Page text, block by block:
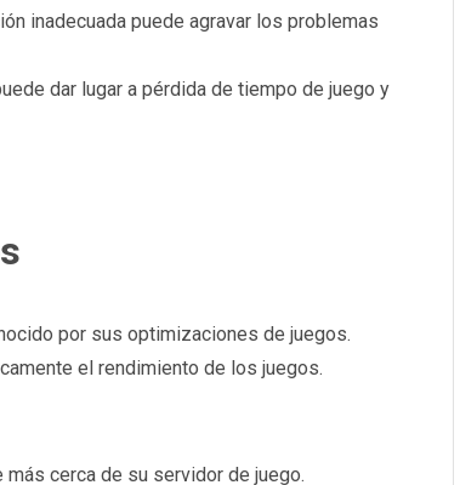
inadecuada puede agravar los problemas
dar lugar a pérdida de tiempo de juego y
por sus optimizaciones de juegos.
el rendimiento de los juegos.
cerca de su servidor de juego.